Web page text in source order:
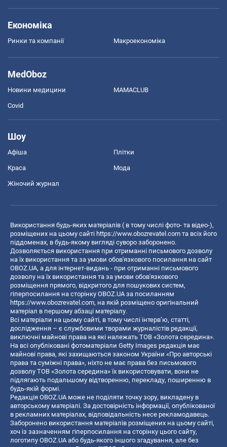
Економіка
Ринки та компанії Макроекономіка
MedOboz
Новини медицини MAMACLUB
Covid
Шоу
Афіша Плітки
Краса Мода
Жіночий журнал
Використання будь-яких матеріалів ( в тому числі фото- та відео-),
розміщених на цьому сайті https://www.obozrevatel.com та всіх його
піддоменах, в будь-якому вигляді суворо заборонено.
Дозволяється використання при отриманні письмового дозволу
на їх використання та за умови обов'язкового посилання на сайт
OBOZ.UA, а для інтернет-видань - при отриманні письмового
дозволу на їх використання та за умови обов'язкового
розміщення прямого, відкритого для пошукових систем,
гіперпосилання на сторінку OBOZ.UA за посиланням
https://www.obozrevatel.com, на якій розміщено оригінальний
матеріал в першому абзаці матеріалу.
Всі матеріали на цьому сайті, в тому числі інтерв’ю, статті,
дослідження – є службовими творами журналістів редакції,
виключні майнові права на які належать ТОВ «Золота середина».
На всі опубліковані фотоматеріали Getty Images редакція має
майнові права, які захищаються законом України «Про авторські
права та суміжні права», ніхто не має права без письмового
дозволу ТОВ «Золота середина» їх використовувати, вони не
підлягають подальшому відтворенню, перекладу, поширенню в
будь-якій формі.
Редакція OBOZ.UA може не поділяти точку зору, викладену в
авторському матеріалі. За достовірність інформації, опублікованої
в рекламних матеріалах, відповідальність несе рекламодавець.
Заборонено використання матеріалів розміщених на цьому сайті,
хоч із зазначенням гіперпосилання на сторінку цього сайту,
логотипу OBOZ.UA або будь-якого іншого згадування, але без